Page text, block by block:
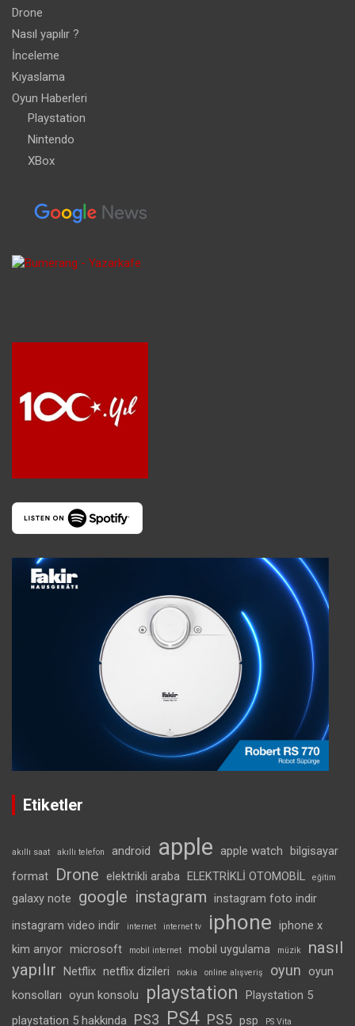
Drone
Nasıl yapılır ?
İnceleme
Kıyaslama
Oyun Haberleri
Playstation
Nintendo
XBox
Etiketler
akıllı saat akıllı telefon android apple apple watch bilgisayar
format
Drone elektrikli araba ELEKTRİKLİ OTOMOBİL eğitim
galaxy note google instagram instagram foto indir
instagram video indir
internet internet tv iphone iphone x
kim arıyor microsoft mobil internet mobil uygulama müzik
nasıl
yapılır Netflix netflix dizileri nokia online alışveriş oyun
oyun
konsolları
oyun konsolu playstation
Playstation 5
playstation 5 hakkında PS3 PS4 PS5 psp PS Vita